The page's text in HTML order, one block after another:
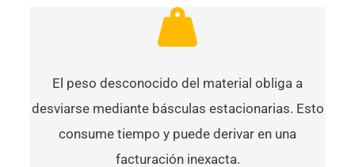
El peso desconocido del material obliga a
desviarse mediante básculas estacionarias. Esto
consume tiempo y puede derivar en una
facturación inexacta.